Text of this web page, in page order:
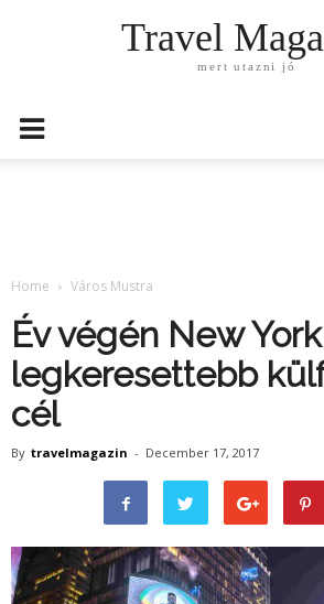
Travel
mert utazni jó
Home Város Mustra
Év végén New
legkeresettebb
cél
By travelmagazin - December 17, 2017